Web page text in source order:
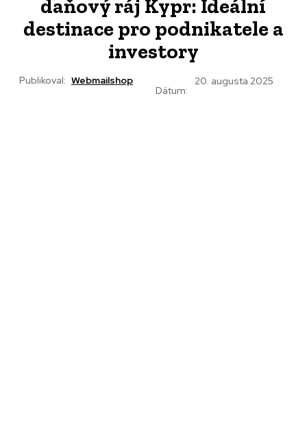
daňový ráj Kypr: Ideální
destinace pro podnikatele a
investory
Publikoval: Webmailshop
Dátum:
20. augusta 2025